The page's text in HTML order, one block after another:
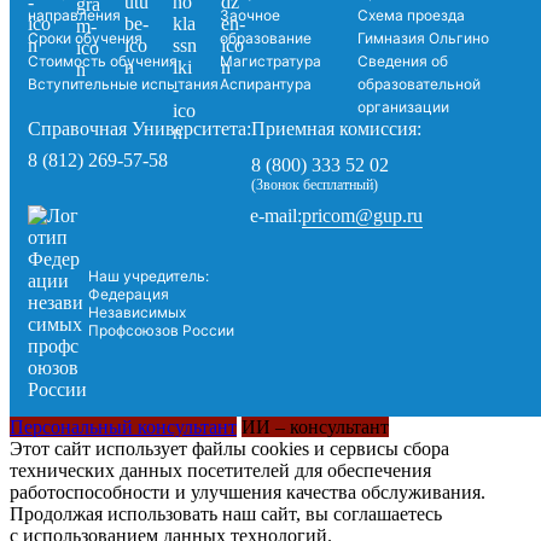
направления
Сроки обучения
Стоимость обучения
Вступительные испытания
Заочное
образование
Магистратура
Аспирантура
Схема проезда
Гимназия Ольгино
Сведения об
образовательной
организации
Справочная Университета:
8 (812) 269-57-58
Приемная комиссия:
8 (800) 333 52 02
(Звонок бесплатный)
Наш учредитель:
Федерация
Независимых
Профсоюзов России
e-mail:pricom@gup.ru
Персональный консультант ИИ – консультант
Этот сайт использует файлы cookies и сервисы сбора
технических данных посетителей для обеспечения
работоспособности и улучшения качества обслуживания.
Продолжая использовать наш сайт, вы соглашаетесь
с использованием данных технологий.